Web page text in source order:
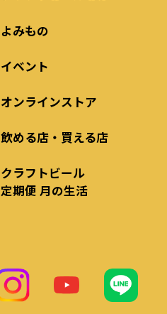
よみもの
イベント
オンラインストア
飲める店・買える店
クラフトビール
定期便 月の生活